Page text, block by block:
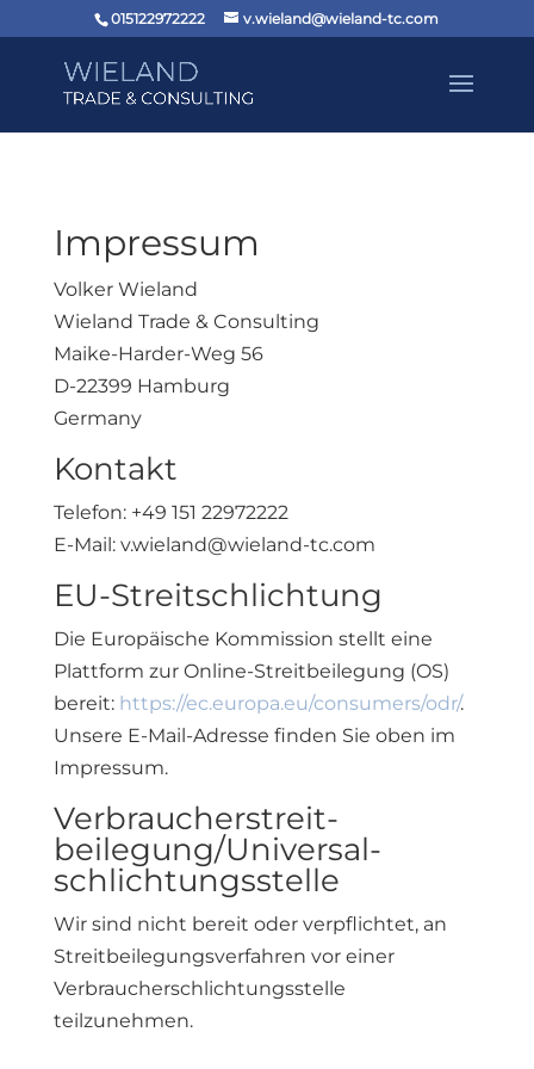
015122972222 v.wieland@wieland-tc.com
Impressum
Volker Wieland
Wieland Trade & Consulting
Maike-Harder-Weg 56
D-22399 Hamburg
Germany
Kontakt
Telefon: +49 151 22972222
E-Mail: v.wieland@wieland-tc.com
EU-Streitschlichtung
Die Europäische Kommission stellt eine
Plattform zur Online-Streitbeilegung (OS)
bereit: https://ec.europa.eu/consumers/odr/.
Unsere E-Mail-Adresse finden Sie oben im
Impressum.
Verbraucher­streit­
beilegung/Universal­
schlichtungs­stelle
Wir sind nicht bereit oder verpflichtet, an
Streitbeilegungsverfahren vor einer
Verbraucherschlichtungsstelle
teilzunehmen.